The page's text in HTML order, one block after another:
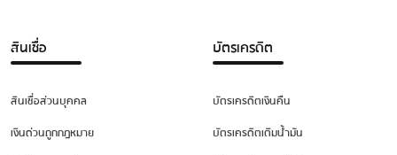
30,000 บาท/รายการ) การประปานครหลวง 10 บาท เอ็มเปย์ สเตชั่น (เอไอ
เอส/ เทเลวิช) 15 บาท ช้อปปี้เพย์ เคาน์เตอร์ 15 บาท* (สูงสุด 49,000 บาท/
ใช้ใบแจ้งยอดค่าใช้จ่ายที่มีเครื่องหมายบาร์โค้ด เพื่อเป็นเอกสารในการชำระ
เงิน - อัตราค่าธรรมเนียม อาจมีการเปลี่ยนแปลงตามแต่ที่จะเรียกเก็บจริง
สินเชื่อ
สินเชื่อส่วนบุคคล
เงินด่วนถูกกฎหมาย
บัตรเครดิต
บัตรเครดิตเงินคืน
บัตรเครดิตเติมน้ำมัน